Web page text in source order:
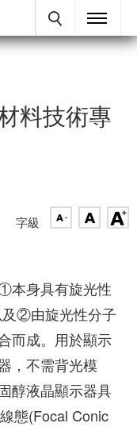
料技術專
字級
本身具有旋光性
及②由旋光性分子
而成。用於顯示
，不需背光模
醇液晶顯示器具
態(Focal Conic